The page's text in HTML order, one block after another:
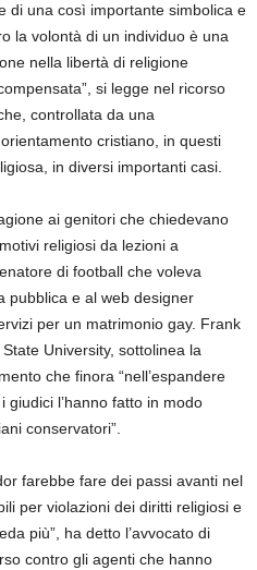
di una così importante simbolica e
la volontà di un individuo è una
nella libertà di religione
si legge nel ricorso
controllata da una
cristiano, in questi
in diversi importanti casi.
ai genitori che chiedevano
religiosi da lezioni a
di football che voleva
pubblica e al web designer
per un matrimonio gay. Frank
University, sottolinea la
che finora “nell’espandere
giudici l’hanno fatto in modo
conservatori”.
farebbe fare dei passi avanti nel
per violazioni dei diritti religiosi e
più”, ha detto l’avvocato di
contro gli agenti che hanno